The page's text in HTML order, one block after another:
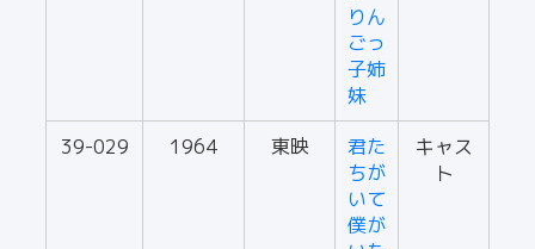
りん
ごっ
子姉
妹
39-029 1964 東映
君た
ちが
いて
僕が
キャス
ト